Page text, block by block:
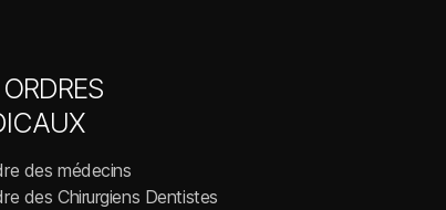
des médecins
des Chirurgiens Dentistes